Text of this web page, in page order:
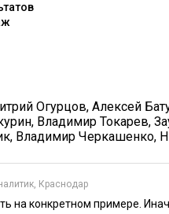
Скользящая +
сезонность
Огурцов, Алексей
, Владимир Токарев,
, Владимир Черкашенко,
Краснодар
на конкретном примере.